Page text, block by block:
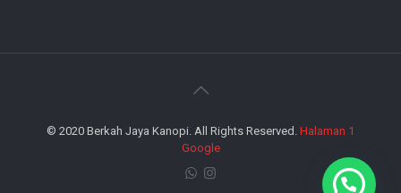
© 2020 Berkah Jaya Kanopi. All Rights Reserved. Halaman 1
Google